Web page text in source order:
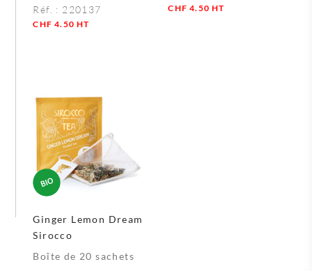
Réf. : 220137
CHF 4.50 HT
CHF 4.50 HT
Ginger Lemon Dream
Sirocco
Boîte de 20 sachets